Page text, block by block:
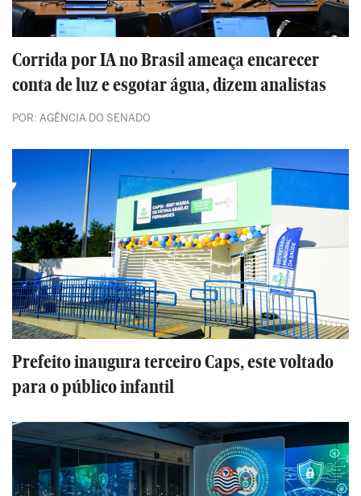
Corrida por IA no Brasil ameaça encarecer
conta de luz e esgotar água, dizem analistas
POR: AGÊNCIA DO SENADO
Prefeito inaugura terceiro Caps, este voltado
para o público infantil